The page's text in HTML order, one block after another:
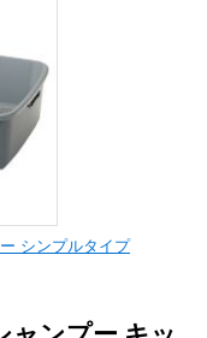
シンプルタイプ